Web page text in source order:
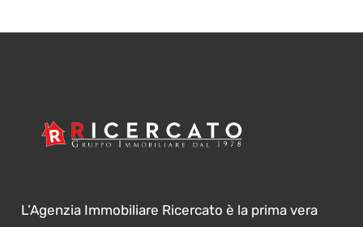
L’Agenzia Immobiliare Ricercato è la prima vera